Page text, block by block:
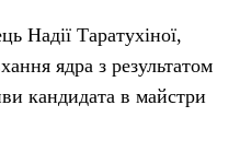
Надії Таратухіної,
ядра з результатом
кандидата в майстри